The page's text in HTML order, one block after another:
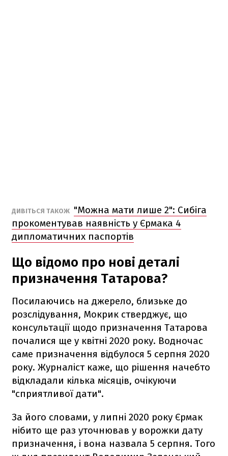
ДИВІТЬСЯ ТАКОЖ "Можна мати лише 2": Сибіга
прокоментував наявність у Єрмака 4
дипломатичних паспортів
Що відомо про нові деталі
призначення Татарова?
Посилаючись на джерело, близьке до
розслідування, Мокрик стверджує, що
консультації щодо призначення Татарова
почалися ще у квітні 2020 року. Водночас
саме призначення відбулося 5 серпня 2020
року. Журналіст каже, що рішення начебто
відкладали кілька місяців, очікуючи
"сприятливої дати".
За його словами, у липні 2020 року Єрмак
нібито ще раз уточнював у ворожки дату
призначення, і вона назвала 5 серпня. Того